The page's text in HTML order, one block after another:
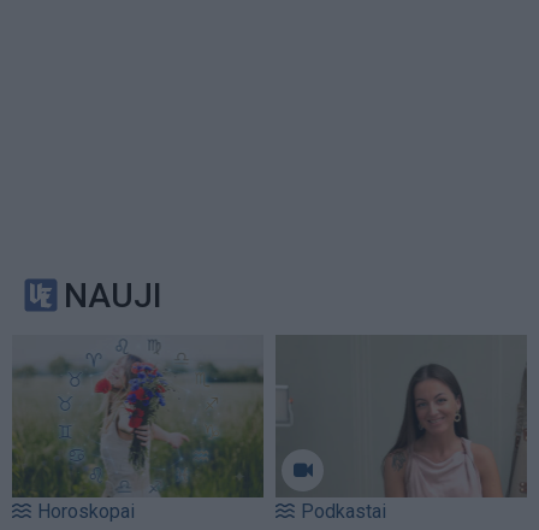
NAUJI
Horoskopai Podkastai